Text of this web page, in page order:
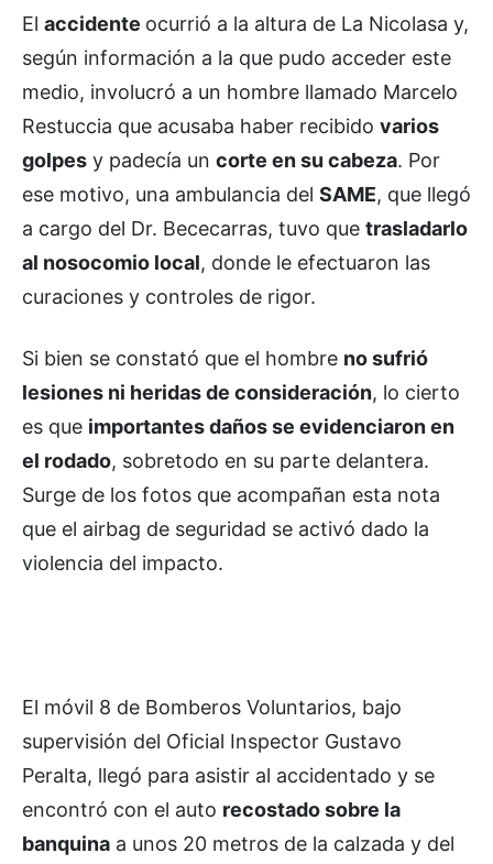
El accidente ocurrió a la altura de La Nicolasa y,
según información a la que pudo acceder este
medio, involucró a un hombre llamado Marcelo
Restuccia que acusaba haber recibido varios
golpes y padecía un corte en su cabeza. Por
ese motivo, una ambulancia del SAME, que llegó
a cargo del Dr. Bececarras, tuvo que trasladarlo
al nosocomio local, donde le efectuaron las
curaciones y controles de rigor.
Si bien se constató que el hombre no sufrió
lesiones ni heridas de consideración, lo cierto
es que importantes daños se evidenciaron en
el rodado, sobretodo en su parte delantera.
Surge de los fotos que acompañan esta nota
que el airbag de seguridad se activó dado la
violencia del impacto.
El móvil 8 de Bomberos Voluntarios, bajo
supervisión del Oficial Inspector Gustavo
Peralta, llegó para asistir al accidentado y se
encontró con el auto recostado sobre la
banquina a unos 20 metros de la calzada y del